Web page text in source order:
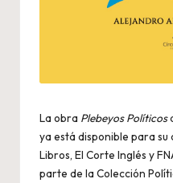
La obra Plebeyos Políticos
ya está disponible para su
Libros, El Corte Inglés y
parte de la Colección